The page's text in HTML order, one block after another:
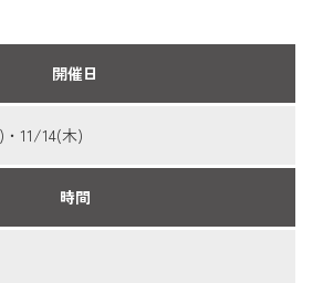
開催日
11/14(木)
時間